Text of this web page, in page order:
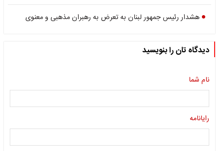
هشدار رئیس جمهور لبنان به تعرض به رهبران مذهبی و معنوی
دیدگاه تان را بنویسید
نام شما
رایانامه